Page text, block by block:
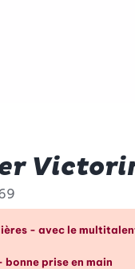
un coup
- avec le
prise en main